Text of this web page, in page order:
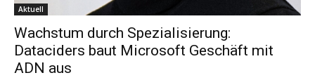
Aktuell
Wachstum durch Spezialisierung:
Dataciders baut Microsoft Geschäft mit
ADN aus